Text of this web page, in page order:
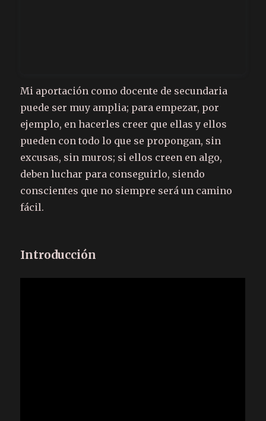
Mi aportación como docente de secundaria
puede ser muy amplia; para empezar, por
ejemplo, en hacerles creer que ellas y ellos
pueden con todo lo que se propongan, sin
excusas, sin muros; si ellos creen en algo,
deben luchar para conseguirlo, siendo
conscientes que no siempre será un camino
fácil.
Introducción